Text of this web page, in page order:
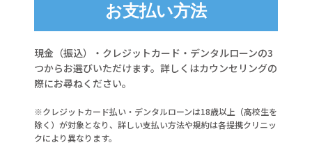
お支払い方法
現金（振込）・クレジットカード・デンタルローンの3
つからお選びいただけます。詳しくはカウンセリングの
際にお尋ねください。
※クレジットカード払い・デンタルローンは18歳以上（高校生を
除く）が対象となり、詳しい支払い方法や規約は各提携クリニッ
クにより異なります。